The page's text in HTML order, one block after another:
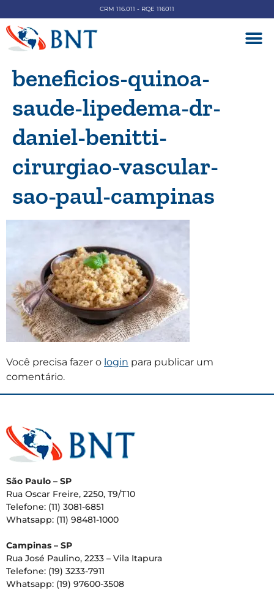
CRM 116.011 - RQE 116011
beneficios-quinoa-
saude-lipedema-dr-
daniel-benitti-
cirurgiao-vascular-
sao-paul-campinas
Você precisa fazer o login para publicar um
comentário.
São Paulo – SP
Rua Oscar Freire, 2250, T9/T10
Telefone: (11) 3081-6851
Whatsapp: (11) 98481-1000
Campinas – SP
Rua José Paulino, 2233 – Vila Itapura
Telefone: (19) 3233-7911
Whatsapp: (19) 97600-3508